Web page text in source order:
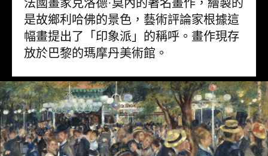
法國畫家克洛德·莫內的著名畫作，繪製的
是故鄉利哈佛的景色，藝術評論家根據這
幅畫提出了「印象派」的稱呼。畫作現存
放於巴黎的瑪摩丹美術館。